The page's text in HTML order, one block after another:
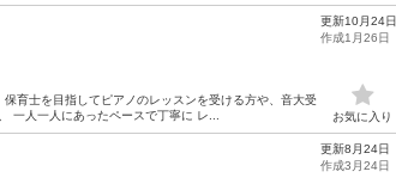
育士を目指してピアノのレッスンを受ける方や、音大受
一人一人にあったペースで丁寧に レ...
更新10月24日
作成1月26日
お気に入り
更新8月24日
作成3月24日